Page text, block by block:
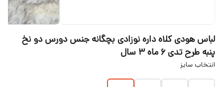
لباس هودی کلاه داره نوزادی بچگانه جنس دورس دو نخ
پنبه طرح تدی ۶ ماه ۳ سال
انتخاب سایز